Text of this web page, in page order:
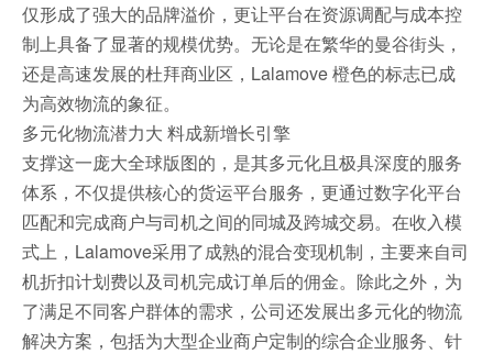
仅形成了强大的品牌溢价，更让平台在资源调配与成本控
制上具备了显著的规模优势。无论是在繁华的曼谷街头，
还是高速发展的杜拜商业区，Lalamove 橙色的标志已成
为高效物流的象征。
多元化物流潜力大 料成新增长引擎
支撑这一庞大全球版图的，是其多元化且极具深度的服务
体系，不仅提供核心的货运平台服务，更通过数字化平台
匹配和完成商户与司机之间的同城及跨城交易。在收入模
式上，Lalamove采用了成熟的混合变现机制，主要来自司
机折扣计划费以及司机完成订单后的佣金。除此之外，为
了满足不同客户群体的需求，公司还发展出多元化的物流
解决方案，包括为大型企业商户定制的综合企业服务、针